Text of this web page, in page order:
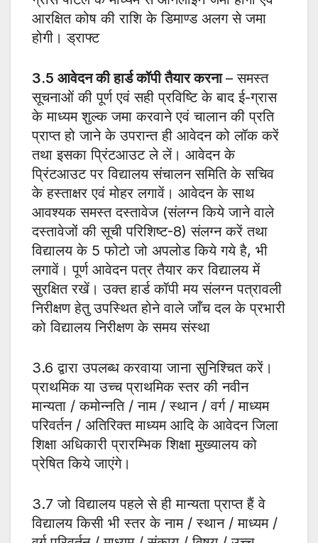
आरक्षित कोष की राशि के डिमाण्ड अलग से जमा
होगी। ड्राफ्ट
3.5 आवेदन की हार्ड कॉपी तैयार करना– समस्त
सूचनाओं की पूर्ण एवं सही प्रविष्टि के बाद ई-ग्रास
के माध्यम शुल्क जमा करवाने एवं चालान की प्रति
प्राप्त हो जाने के उपरान्त ही आवेदन को लॉक करें
तथा इसका प्रिंटआउट ले लें। आवेदन के
प्रिंटआउट पर विद्यालय संचालन समिति के सचिव
के हस्ताक्षर एवं मोहर लगावें। आवेदन के साथ
आवश्यक समस्त दस्तावेज (संलग्न किये जाने वाले
दस्तावेजों की सूची परिशिष्ट-8) संलग्न करें तथा
विद्यालय के 5 फोटो जो अपलोड किये गये है, भी
लगावें। पूर्ण आवेदन पत्र तैयार कर विद्यालय में
सुरक्षित रखें। उक्त हार्ड कॉपी मय संलग्न पत्रावली
निरीक्षण हेतु उपस्थित होने वाले जाँच दल के प्रभारी
को विद्यालय निरीक्षण के समय संस्था
3.6 द्वारा उपलब्ध करवाया जाना सुनिश्चित करें।
प्राथमिक या उच्च प्राथमिक स्तर की नवीन
मान्यता / कमोन्नति / नाम / स्थान / वर्ग / माध्यम
परिवर्तन / अतिरिक्त माध्यम आदि के आवेदन जिला
शिक्षा अधिकारी प्रारम्भिक शिक्षा मुख्यालय को
प्रेषित किये जाएंगे।
3.7 जो विद्यालय पहले से ही मान्यता प्राप्त हैं वे
विद्यालय किसी भी स्तर के नाम / स्थान / माध्यम /